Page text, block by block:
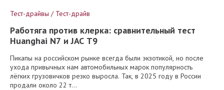
Тест-драйвы / Тест-драйв
Работяга против клерка: сравнительный тест
Huanghai N7 и JAC T9
Пикапы на российском рынке всегда были экзотикой, но после
ухода привычных нам автомобильных марок популярность
лёгких грузовичков резко выросла. Так, в 2025 году в России
продали около 22 т...